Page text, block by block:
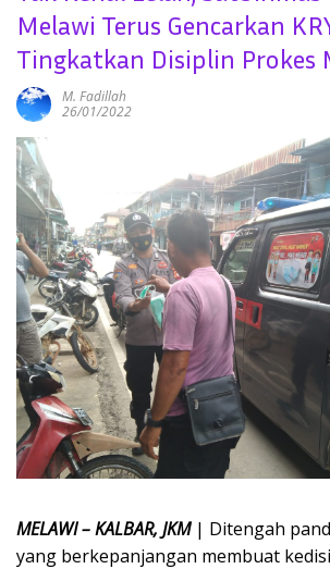
Melawi Terus Gencarkan
Tingkatkan Disiplin Prokes
M. Fadillah
26/01/2022
MELAWI – KALBAR, JKM| Ditengah
yang berkepanjangan membuat